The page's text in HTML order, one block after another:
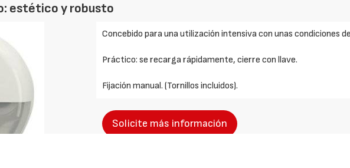
estético y robusto
Concebido para una utilización intensiva con unas condiciones
Práctico: se recarga rápidamente, cierre con llave.
Fijación manual. (Tornillos incluidos).
Solicite más información